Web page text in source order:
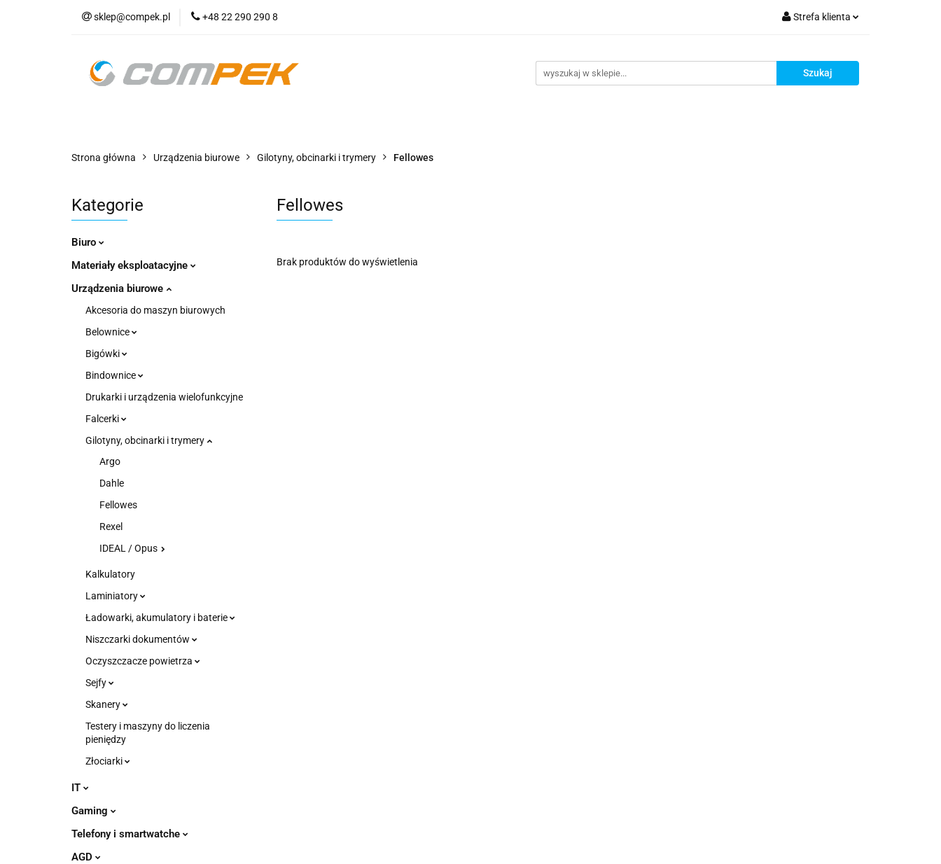
sklep@compek.pl +48 22 290 290 8 Strefa klienta
Zarejestruj się
O nas
Strona główna Urządzenia biurowe Gilotyny, obcinarki i trymery Fellowes
Kategorie
Biuro
Materiały eksploatacyjne
Urządzenia biurowe
Akcesoria do maszyn biurowych
Belownice
Bigówki
Bindownice
Drukarki i urządzenia wielofunkcyjne
Falcerki
Gilotyny, obcinarki i trymery
Argo
Dahle
Fellowes
Rexel
IDEAL / Opus
Kalkulatory
Laminiatory
Ładowarki, akumulatory i baterie
Niszczarki dokumentów
Oczyszczacze powietrza
Sejfy
Skanery
Testery i maszyny do liczenia
pieniędzy
Złociarki
IT
Gaming
Telefony i smartwatche
AGD
Fellowes
Brak produktów do wyświetlenia